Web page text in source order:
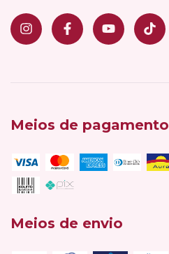
Meios de pagamento
Meios de envio